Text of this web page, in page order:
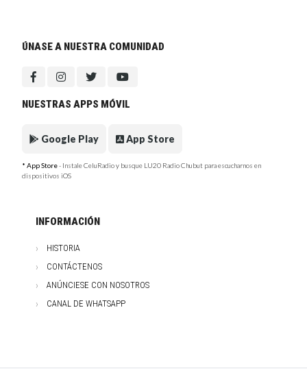
ÚNASE A NUESTRA COMUNIDAD
NUESTRAS APPS MÓVIL
Google Play App Store
* App Store- Instale CeluRadio y busque LU20 Radio Chubut para escucharnos en
dispositivos iOS
INFORMACIÓN
HISTORIA
CONTÁCTENOS
ANÚNCIESE CON NOSOTROS
CANAL DE WHATSAPP